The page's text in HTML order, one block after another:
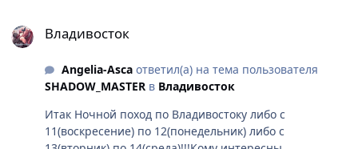
повеселимся??? Кто не хочет комменты просьба не
Владивосток
Angelia-Ascaответил(а) на тема пользователя
SHADOW_MASTER в Владивосток
Итак Ночной поход по Владивостоку либо с
11(воскресение) по 12(понедельник) либо с